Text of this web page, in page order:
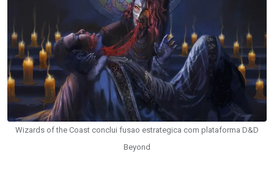
Wizards of the Coast conclui fusao estrategica com plataforma D&D
Beyond